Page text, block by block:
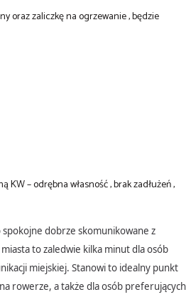
oraz zaliczkę na ogrzewanie , będzie
KW – odrębna własność , brak zadłużeń ,
spokojne dobrze skomunikowane z
to zaledwie kilka minut dla osób
miejskiej. Stanowi to idealny punkt
rowerze, a także dla osób preferujących